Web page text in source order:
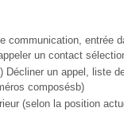
communication, entrée
un contact
Décliner un appel, liste
composésb)
(selon la position